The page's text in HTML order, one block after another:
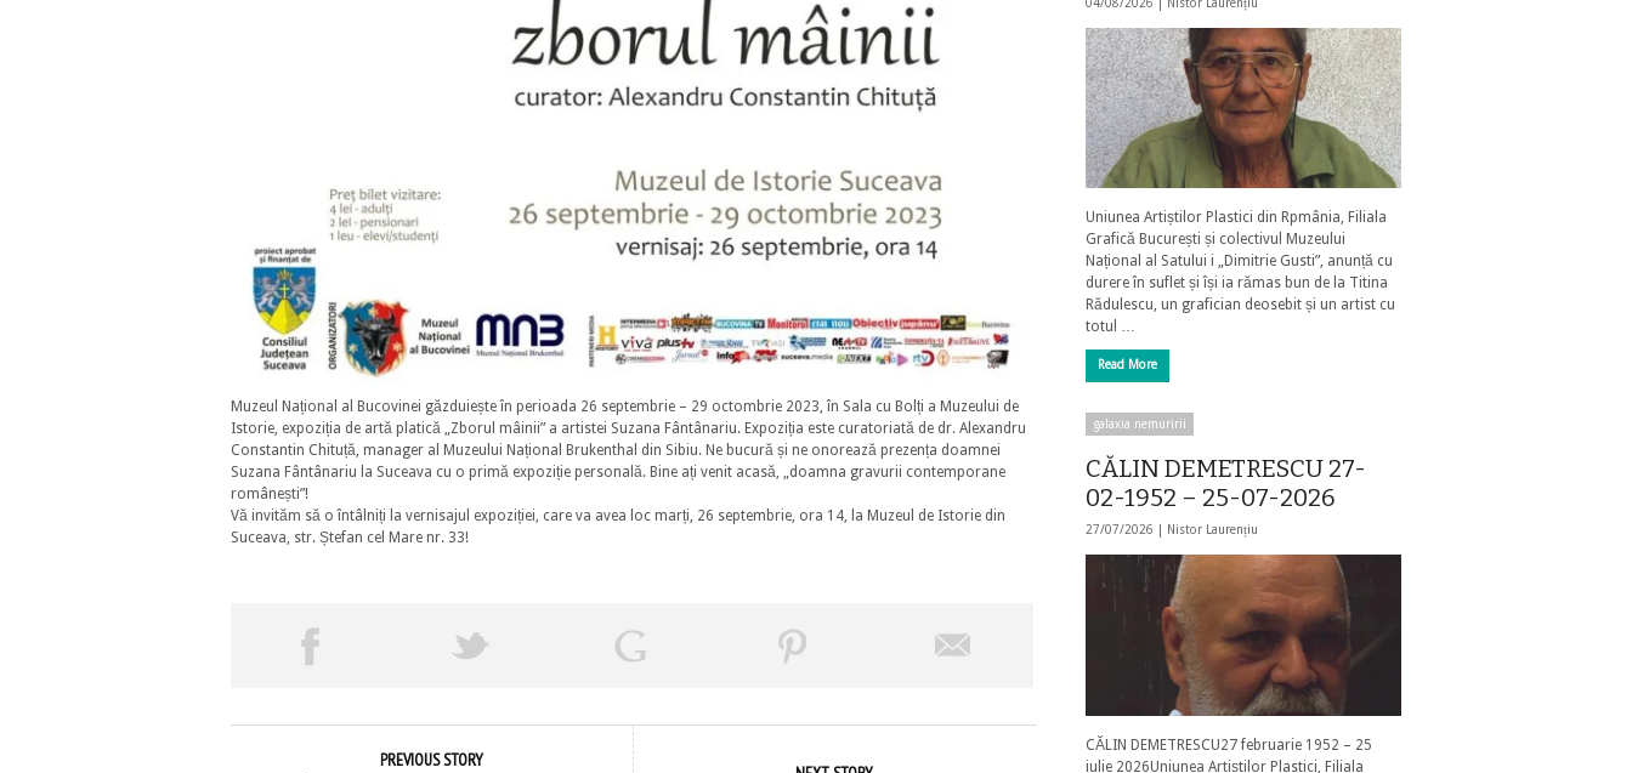
Muzeul Național al Bucovinei găzduiește în perioada 26 septembrie – 29 octombrie 2023, în Sala cu Bolți a Muzeului de
Istorie, expoziția de artă platică „Zborul mâinii” a artistei Suzana Fântânariu. Expoziția este curatoriată de dr. Alexandru
Constantin Chituță, manager al Muzeului Național Brukenthal din Sibiu. Ne bucură și ne onorează prezența doamnei
Suzana Fântânariu la Suceava cu o primă expoziție personală. Bine ați venit acasă, „doamna gravurii contemporane
românești”!
Vă invităm să o întâlniți la vernisajul expoziției, care va avea loc marți, 26 septembrie, ora 14, la Muzeul de Istorie din
Suceava, str. Ștefan cel Mare nr. 33!
PREVIOUS STORY
04/08/2026 | Nistor Laurențiu
Uniunea Artiștilor Plastici din Rpmânia, Filiala
Grafică București și colectivul Muzeului
Național al Satului i „Dimitrie Gusti”, anunță cu
durere în suflet și își ia rămas bun de la Titina
Rădulescu, un grafician deosebit și un artist cu
totul …
Read More
galaxia nemuririi
CĂLIN DEMETRESCU 27-
02-1952 – 25-07-2026
27/07/2026 | Nistor Laurențiu
CĂLIN DEMETRESCU27 februarie 1952 – 25
iulie 2026Uniunea Artiștilor Plastici, Filiala